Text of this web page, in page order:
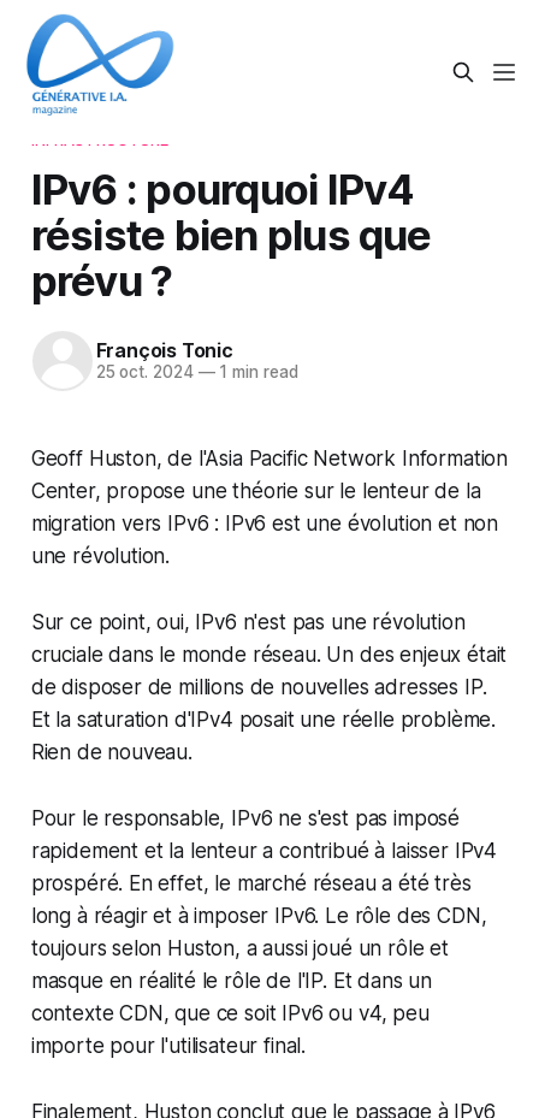
IPv6 : pourquoi IPv4
résiste bien plus que
prévu ?
François Tonic
25 oct. 2024 —1 min read
Geoff Huston, de l'Asia Pacific Network Information
Center, propose une théorie sur le lenteur de la
migration vers IPv6 : IPv6 est une évolution et non
une révolution.
Sur ce point, oui, IPv6 n'est pas une révolution
cruciale dans le monde réseau. Un des enjeux était
de disposer de millions de nouvelles adresses IP.
Et la saturation d'IPv4 posait une réelle problème.
Rien de nouveau.
Pour le responsable, IPv6 ne s'est pas imposé
rapidement et la lenteur a contribué à laisser IPv4
prospéré. En effet, le marché réseau a été très
long à réagir et à imposer IPv6. Le rôle des CDN,
toujours selon Huston, a aussi joué un rôle et
masque en réalité le rôle de l'IP. Et dans un
contexte CDN, que ce soit IPv6 ou v4, peu
importe pour l'utilisateur final.
Finalement, Huston conclut que le passage à IPv6